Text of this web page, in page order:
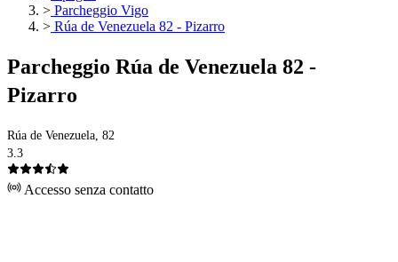
> Parcheggio Vigo
> Rúa de Venezuela 82 - Pizarro
Parcheggio Rúa de Venezuela 82 -
Pizarro
Rúa de Venezuela, 82
3.3
Accesso senza contatto